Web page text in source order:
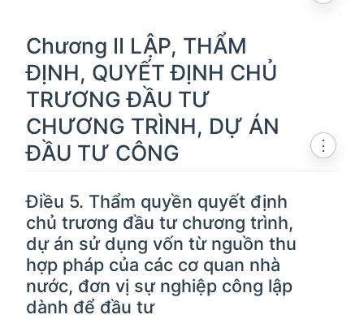
Chương II LẬP, THẨM
ĐỊNH, QUYẾT ĐỊNH CHỦ
TRƯƠNG ĐẦU TƯ
CHƯƠNG TRÌNH, DỰ ÁN
ĐẦU TƯ CÔNG
Điều 5. Thẩm quyền quyết định
chủ trương đầu tư chương trình,
dự án sử dụng vốn từ nguồn thu
hợp pháp của các cơ quan nhà
nước, đơn vị sự nghiệp công lập
dành để đầu tư
⋮